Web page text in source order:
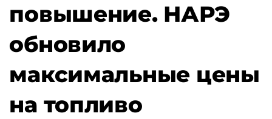
повышение. НАРЭ
обновило
максимальные цены
на топливо